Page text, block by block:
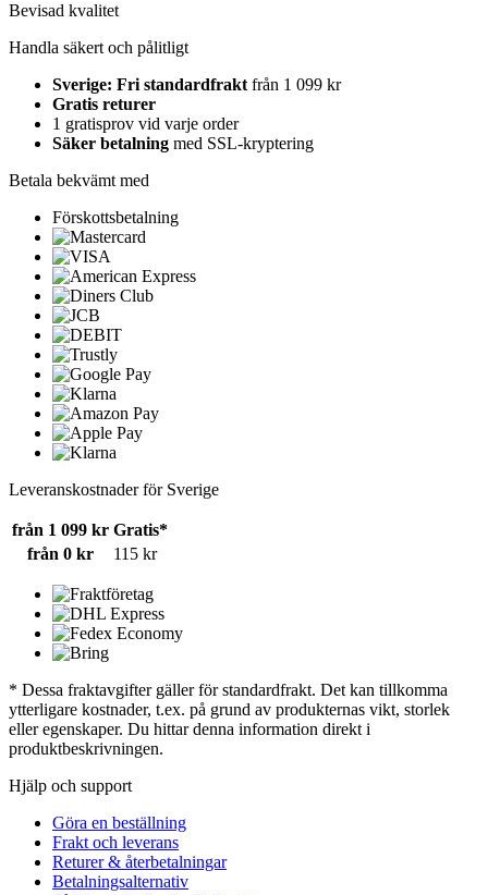
Bevisad kvalitet
Handla säkert och pålitligt
Sverige: Fri standardfrakt från 1 099 kr
Gratis returer
1 gratisprov vid varje order
Säker betalning med SSL-kryptering
Betala bekvämt med
Förskottsbetalning
Leveranskostnader för Sverige
från 1 099 kr Gratis*
från 0 kr
115 kr
* Dessa fraktavgifter gäller för standardfrakt. Det kan tillkomma
ytterligare kostnader, t.ex. på grund av produkternas vikt, storlek
eller egenskaper. Du hittar denna information direkt i
produktbeskrivningen.
Hjälp och support
Göra en beställning
Frakt och leverans
Returer & återbetalningar
Betalningsalternativ